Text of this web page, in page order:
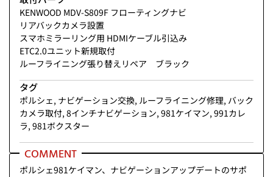
KENWOOD MDV-S809F フローティングナビ
リアバックカメラ設置
スマホミラーリング用 HDMIケーブル引込み
ETC2.0ユニット新規取付
ルーフライニング張り替えリペア ブラック
タグ
ポルシェ, ナビゲーション交換, ルーフライニング修理, バック
カメラ取付, 8インチナビゲーション, 981ケイマン, 991カレ
ラ, 981ボクスター
COMMENT
ポルシェ981ケイマン、ナビゲーションアップデートのサポ